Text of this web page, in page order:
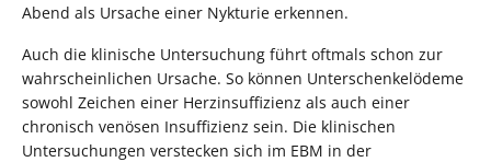
Abend als Ursache einer Nykturie erkennen.
Auch die klinische Untersuchung führt oftmals schon zur
wahrscheinlichen Ursache. So können Unterschenkelödeme
sowohl Zeichen einer Herzinsuffizienz als auch einer
chronisch venösen Insuffizienz sein. Die klinischen
Untersuchungen verstecken sich im EBM in der